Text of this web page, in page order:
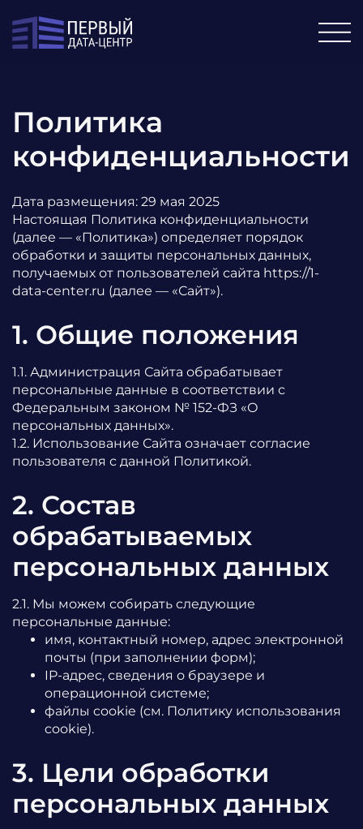
Политика
конфиденциальности
Дата размещения: 29 мая 2025
Настоящая Политика конфиденциальности
(далее — «Политика») определяет порядок
обработки и защиты персональных данных,
получаемых от пользователей сайта https://1-
data-center.ru (далее — «Сайт»).
1. Общие положения
1.1. Администрация Сайта обрабатывает
персональные данные в соответствии с
Федеральным законом № 152-ФЗ «О
персональных данных».
1.2. Использование Сайта означает согласие
пользователя с данной Политикой.
2. Состав
обрабатываемых
персональных данных
2.1. Мы можем собирать следующие
персональные данные:
имя, контактный номер, адрес электронной
почты (при заполнении форм);
IP-адрес, сведения о браузере и
операционной системе;
файлы cookie (см. Политику использования
cookie).
3. Цели обработки
персональных данных